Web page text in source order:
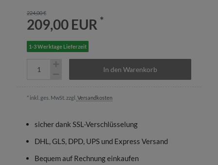
224,00 €
209,00 EUR *
1-3 Werktage Lieferzeit
In den Warenkorb
* inkl. ges. MwSt. zzgl. Versandkosten
sicher dank SSL-Verschlüsselung
DHL, GLS, DPD, UPS und Express Versand
Bequem auf Rechnung einkaufen